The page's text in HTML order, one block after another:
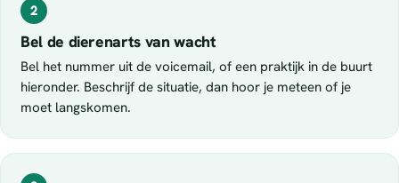
2
Bel de dierenarts van wacht
Bel het nummer uit de voicemail, of een praktijk in de buurt
hieronder. Beschrijf de situatie, dan hoor je meteen of je
moet langskomen.